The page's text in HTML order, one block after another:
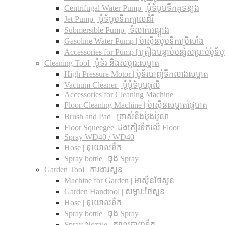
Centrifugal Water Pump | ម៉ូទ័បូមទឹកគូទខ្យង
Jet Pump | ម៉ូទ័បូមទឹកក្បាលដំរី
Submersible Pump | ទំលាក់អណ្តូង
Gasoline Water Pump | ម៉ាស៊ីនបូមទឹកប្រើសាំង
Accessories for Pump | គ្រឿងបន្ទាប់បន្សំសម្រាប់ម៉ូទ័
Cleaning Tool | ម៉ូទ័រ និងសម្ភារ:សម្អាត
High Pressure Motor | ម៉ូទ័របាញ់ទឹកលាងសម្អាត
Vacuum Cleaner | ម៉ូម៉ូទ័បូមធូលី
Accessories for Cleaning Machine
Floor Cleaning Machine | ម៉ាស៊ីនសម្អាតផ្ទៃបាត
Brush and Pad | ច្រាស់និងប៉ុងប៉ូលា
Floor Squeegee| ដងកៀរទឺកលើ Floor
Spray WD40 / WD40
Hose | ទុយោលទឹក
Spray bottle | ធុង Spray
Garden Tool | ការងារសួន
Machine for Garden | ម៉ាស៊ីនថែសួន
Garden Handtool | សម្ភារ:ថែសួន
Hose | ទុយោលទឹក
Spray bottle | ធុង Spray